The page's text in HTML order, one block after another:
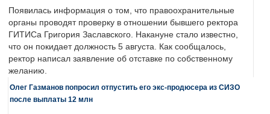
Появилась информация о том, что правоохранительные
органы проводят проверку в отношении бывшего ректора
ГИТИСа Григория Заславского. Накануне стало известно,
что он покидает должность 5 августа. Как сообщалось,
ректор написал заявление об отставке по собственному
желанию.
Олег Газманов попросил отпустить его экс-продюсера из СИЗО
после выплаты 12 млн